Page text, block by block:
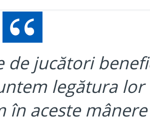
jucători
legătura
aceste